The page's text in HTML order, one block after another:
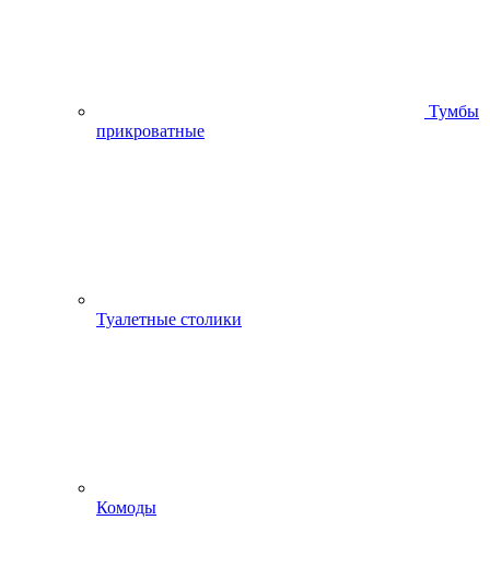
Тумбы
прикроватные
Туалетные столики
Комоды